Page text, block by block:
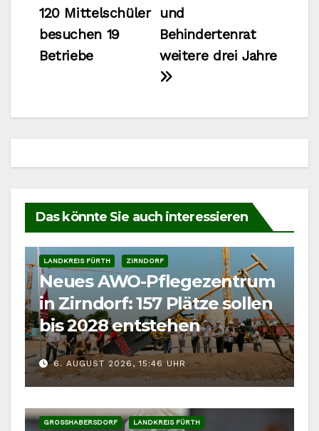
und
Behindertenrat
weitere drei Jahre
120 Mittelschüler
besuchen 19
Betriebe
Das könnte Sie auch interessieren
LANDKREIS FÜRTH ZIRNDORF
Neues AWO-Pflegezentrum
in Zirndorf: 157 Plätze sollen
bis 2028 entstehen
6. AUGUST 2026, 15:46 UHR
GROSSHABERSDORF LANDKREIS FÜRTH